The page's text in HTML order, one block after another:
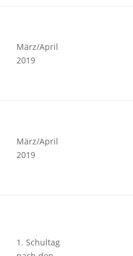
März/April
2019
März/April
2019
1. Schultag